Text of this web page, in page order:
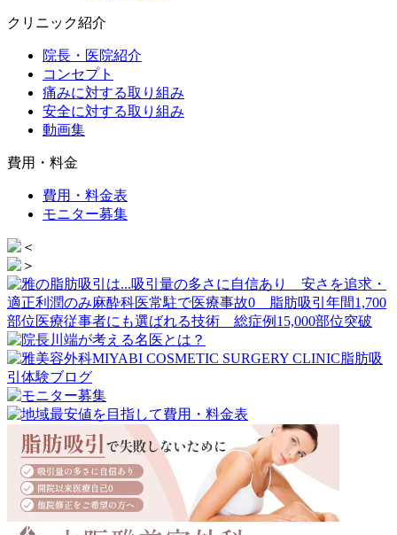
クリニック紹介
院長・医院紹介
コンセプト
痛みに対する取り組み
安全に対する取り組み
動画集
費用・料金
費用・料金表
モニター募集